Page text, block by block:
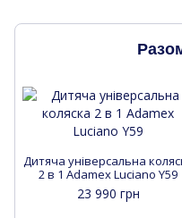
Дитяча універсальна
2 в 1 Adamex Luciano Y59
23 990 грн